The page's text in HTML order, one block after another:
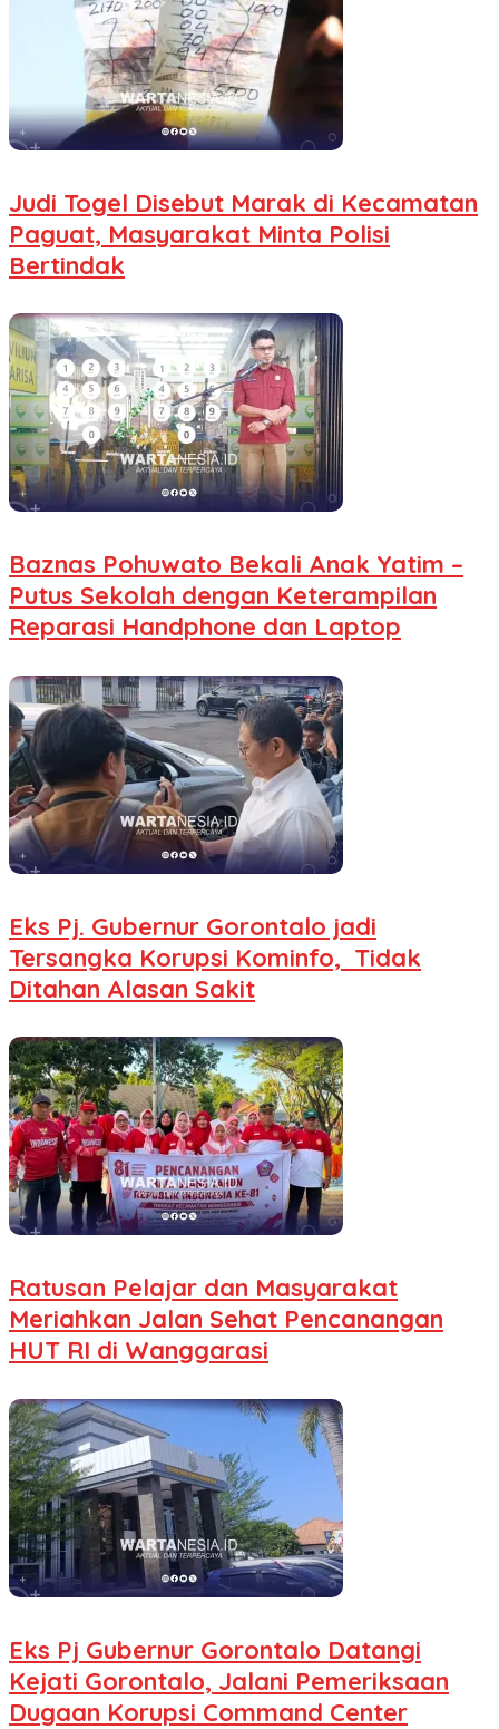
Judi Togel Disebut Marak di Kecamatan
Paguat, Masyarakat Minta Polisi
Bertindak
Baznas Pohuwato Bekali Anak Yatim –
Putus Sekolah dengan Keterampilan
Reparasi Handphone dan Laptop
Eks Pj. Gubernur Gorontalo jadi
Tersangka Korupsi Kominfo, Tidak
Ditahan Alasan Sakit
Ratusan Pelajar dan Masyarakat
Meriahkan Jalan Sehat Pencanangan
HUT RI di Wanggarasi
Eks Pj Gubernur Gorontalo Datangi
Kejati Gorontalo, Jalani Pemeriksaan
Dugaan Korupsi Command Center